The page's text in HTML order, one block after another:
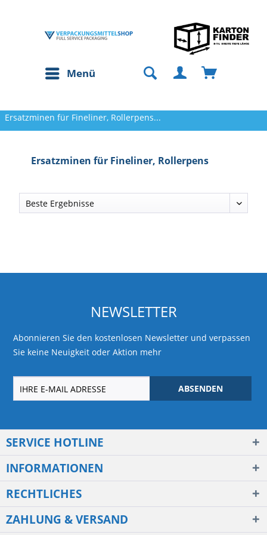
Menü
Ersatzminen für Fineliner, Rollerpens...
Ersatzminen für Fineliner, Rollerpens
NEWSLETTER
Abonnieren Sie den kostenlosen Newsletter und verpassen
Sie keine Neuigkeit oder Aktion mehr
ABSENDEN
SERVICE HOTLINE
INFORMATIONEN
RECHTLICHES
ZAHLUNG & VERSAND